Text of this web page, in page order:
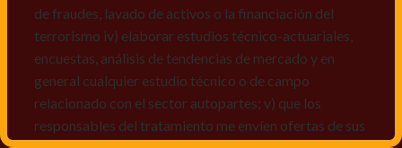
de fraudes, lavado de activos o la financiación del
terrorismo iv) elaborar estudios técnico-actuariales,
encuestas, análisis de tendencias de mercado y en
general cualquier estudio técnico o de campo
relacionado con el sector autopartes; v) que los
responsables del tratamiento me envíen ofertas de sus